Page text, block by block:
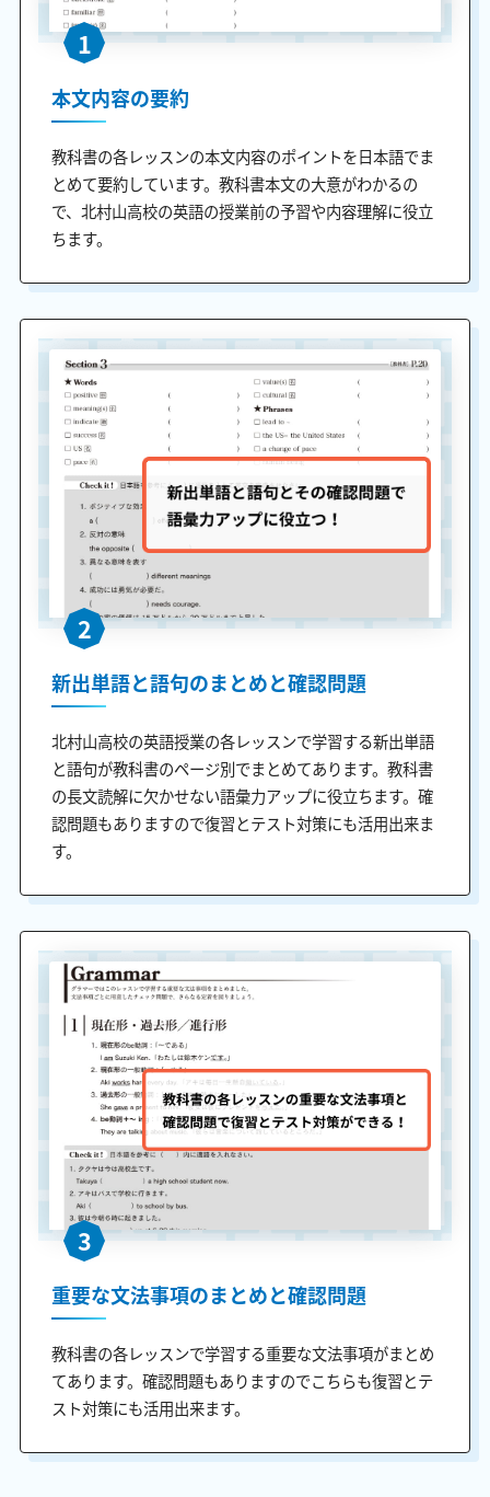
1
本文内容の要約
教科書の各レッスンの本文内容のポイントを日本語でま
とめて要約しています。教科書本文の大意がわかるの
で、北村山高校の英語の授業前の予習や内容理解に役立
ちます。
2
新出単語と語句のまとめと確認問題
北村山高校の英語授業の各レッスンで学習する新出単語
と語句が教科書のページ別でまとめてあります。教科書
の長文読解に欠かせない語彙力アップに役立ちます。確
認問題もありますので復習とテスト対策にも活用出来ま
す。
3
重要な文法事項のまとめと確認問題
教科書の各レッスンで学習する重要な文法事項がまとめ
てあります。確認問題もありますのでこちらも復習とテ
スト対策にも活用出来ます。